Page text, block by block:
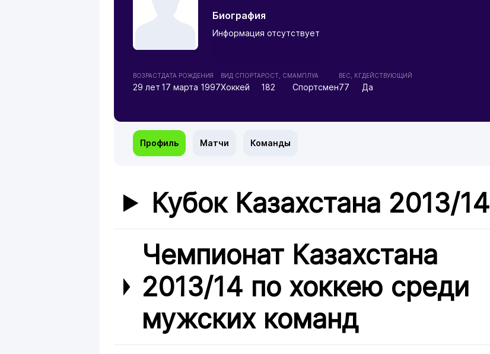
Биография
Информация отсутствует
ВОЗРАСТ
29 лет
ДАТА РОЖДЕНИЯ
17 марта 1997
ВИД СПОРТА
Хоккей
РОСТ, СМ
182
АМПЛУА
Спортсмен
ВЕС, КГ
77
ДЕЙСТВУЮЩИЙ
Да
Профиль Матчи Команды
Кубок Казахстана 2013/14
Чемпионат Казахстана
2013/14 по хоккею среди
мужских команд